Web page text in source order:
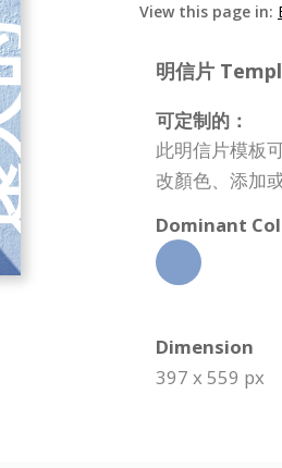
View this page in:
明信片
可定制的：
此明信片模板
改顏色、添加
Dominant
Dimension
397 x 559 px